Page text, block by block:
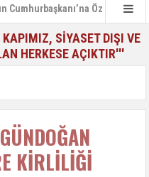
Cumhurbaşkanı’na Özel
SİYASET DIŞI VE
HERKESE AÇIKTIR'''
KİRLİLİĞİ